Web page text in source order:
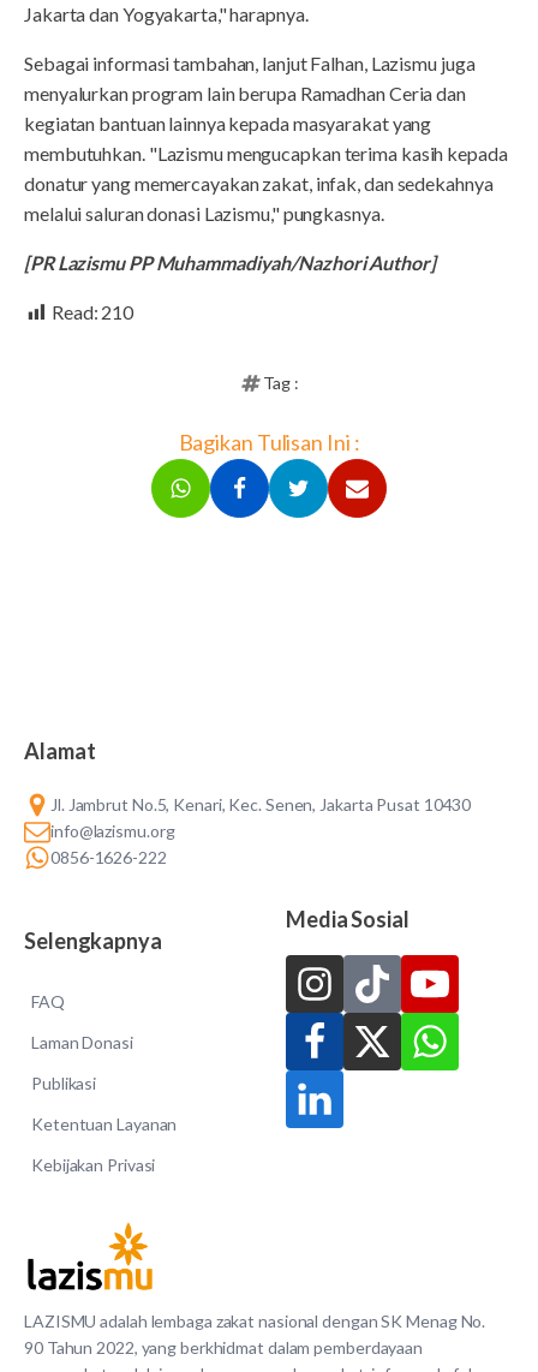
Jakarta dan Yogyakarta," harapnya.
Sebagai informasi tambahan, lanjut Falhan, Lazismu juga
menyalurkan program lain berupa Ramadhan Ceria dan
kegiatan bantuan lainnya kepada masyarakat yang
membutuhkan. "Lazismu mengucapkan terima kasih kepada
donatur yang memercayakan zakat, infak, dan sedekahnya
melalui saluran donasi Lazismu," pungkasnya.
[PR Lazismu PP Muhammadiyah/Nazhori Author]
Read: 210
Tag :
Bagikan Tulisan Ini :
LAZISMU adalah lembaga zakat nasional dengan SK Menag No.
90 Tahun 2022, yang berkhidmat dalam pemberdayaan
Alamat
Jl. Jambrut No.5, Kenari, Kec. Senen, Jakarta Pusat 10430
info@lazismu.org
0856-1626-222
Selengkapnya
FAQ
Laman Donasi
Publikasi
Ketentuan Layanan
Kebijakan Privasi
Media Sosial